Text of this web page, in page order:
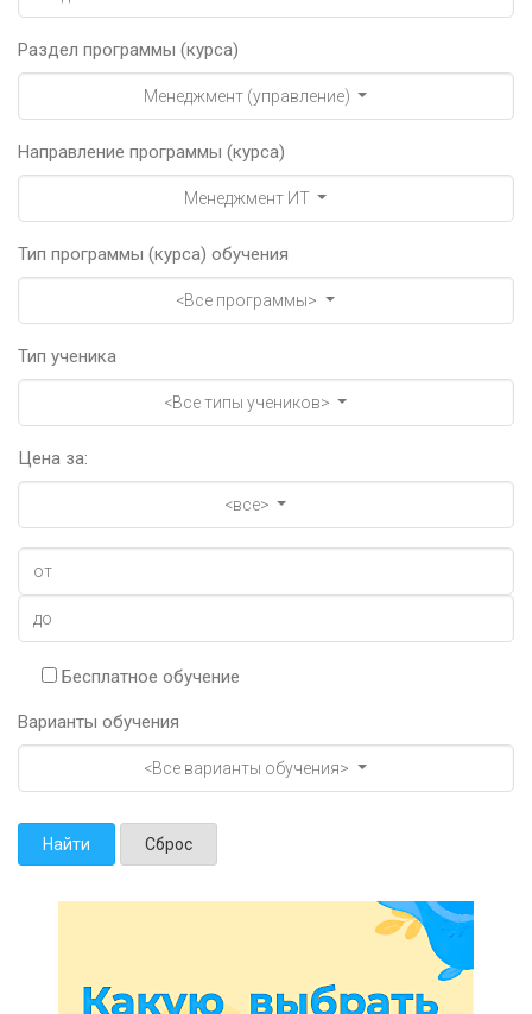
Раздел программы (курса)
Менеджмент (управление)
Направление программы (курса)
Менеджмент ИТ
Тип программы (курса) обучения
<Все программы>
Тип ученика
<Все типы учеников>
Цена за:
<все>
Бесплатное обучение
Варианты обучения
<Все варианты обучения>
Найти Сброс